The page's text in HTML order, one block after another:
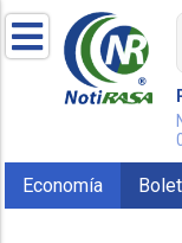
Economía